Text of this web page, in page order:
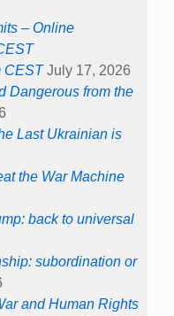
– Online
CEST July 17, 2026
Dangerous from the
Last Ukrainian is
the War Machine
back to universal
subordination or
and Human Rights